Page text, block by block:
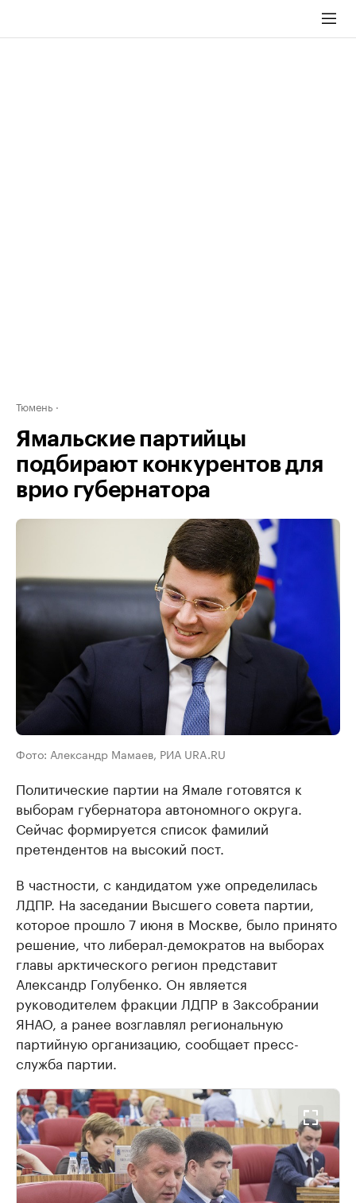
Тюмень
Ямальские партийцы
подбирают конкурентов для
врио губернатора
Фото: Александр Мамаев, РИА URA.RU
Политические партии на Ямале готовятся к
выборам губернатора автономного округа.
Сейчас формируется список фамилий
претендентов на высокий пост.
В частности, с кандидатом уже определилась
ЛДПР. На заседании Высшего совета партии,
которое прошло 7 июня в Москве, было принято
решение, что либерал-демократов на выборах
главы арктического регион представит
Александр Голубенко. Он является
руководителем фракции ЛДПР в Заксобрании
ЯНАО, а ранее возглавлял региональную
партийную организацию, сообщает пресс-
служба партии.